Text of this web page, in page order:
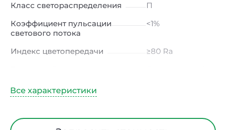
Класс светораспределения
П
Коэффициент пульсации
светового потока
<1%
Индекс цветопередачи
≥80 Ra
Угол рассеивания
Диапазон рабочих